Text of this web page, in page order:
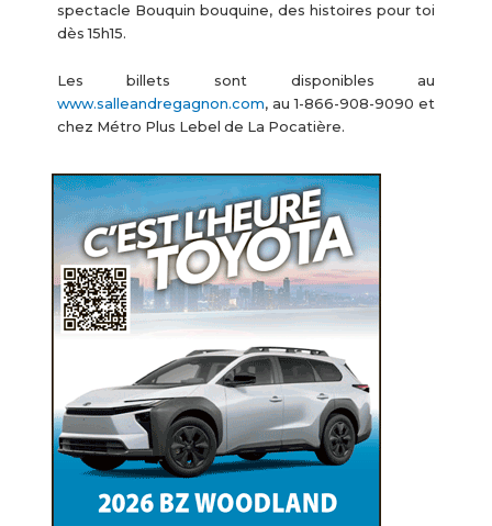
spectacle Bouquin bouquine, des histoires pour toi
dès 15h15.
Les billets sont disponibles au
www.salleandregagnon.com, au 1-866-908-9090 et
chez Métro Plus Lebel de La Pocatière.